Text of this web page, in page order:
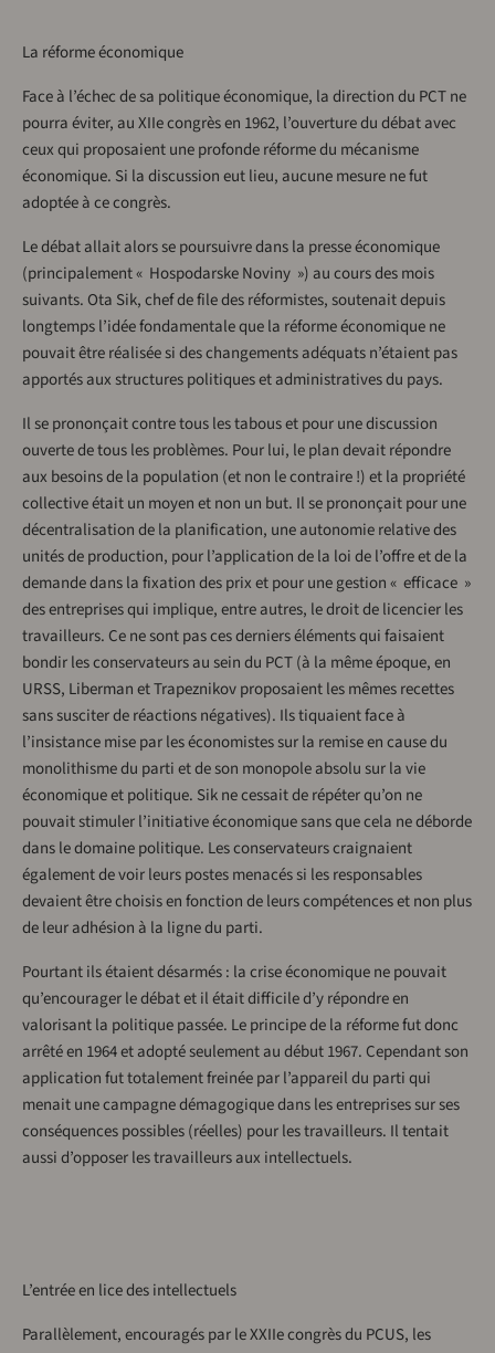
La réforme économique
Face à l’échec de sa politique économique, la direction du PCT ne
pourra éviter, au XIIe congrès en 1962, l’ouverture du débat avec
ceux qui proposaient une profonde réforme du mécanisme
économique. Si la discussion eut lieu, aucune mesure ne fut
adoptée à ce congrès.
Le débat allait alors se poursuivre dans la presse économique
(principalement « Hospodarske Noviny ») au cours des mois
suivants. Ota Sik, chef de file des réformistes, soutenait depuis
longtemps l’idée fondamentale que la réforme économique ne
pouvait être réalisée si des changements adéquats n’étaient pas
apportés aux structures politiques et administratives du pays.
Il se prononçait contre tous les tabous et pour une discussion
ouverte de tous les problèmes. Pour lui, le plan devait répondre
aux besoins de la population (et non le contraire !) et la propriété
collective était un moyen et non un but. Il se prononçait pour une
décentralisation de la planification, une autonomie relative des
unités de production, pour l’application de la loi de l’offre et de la
demande dans la fixation des prix et pour une gestion « efficace »
des entreprises qui implique, entre autres, le droit de licencier les
travailleurs. Ce ne sont pas ces derniers éléments qui faisaient
bondir les conservateurs au sein du PCT (à la même époque, en
URSS, Liberman et Trapeznikov proposaient les mêmes recettes
sans susciter de réactions négatives). Ils tiquaient face à
l’insistance mise par les économistes sur la remise en cause du
monolithisme du parti et de son monopole absolu sur la vie
économique et politique. Sik ne cessait de répéter qu’on ne
pouvait stimuler l’initiative économique sans que cela ne déborde
dans le domaine politique. Les conservateurs craignaient
également de voir leurs postes menacés si les responsables
devaient être choisis en fonction de leurs compétences et non plus
de leur adhésion à la ligne du parti.
Pourtant ils étaient désarmés : la crise économique ne pouvait
qu’encourager le débat et il était difficile d’y répondre en
valorisant la politique passée. Le principe de la réforme fut donc
arrêté en 1964 et adopté seulement au début 1967. Cependant son
application fut totalement freinée par l’appareil du parti qui
menait une campagne démagogique dans les entreprises sur ses
conséquences possibles (réelles) pour les travailleurs. Il tentait
aussi d’opposer les travailleurs aux intellectuels.
L’entrée en lice des intellectuels
Parallèlement, encouragés par le XXIIe congrès du PCUS, les